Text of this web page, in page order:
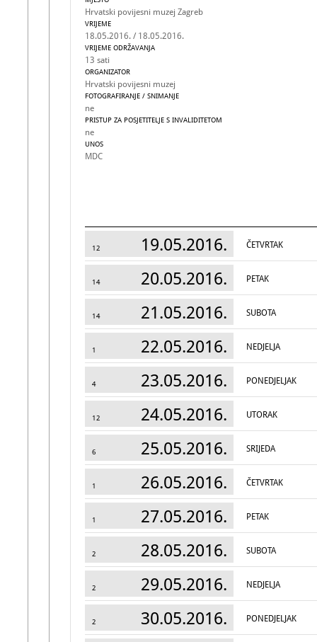
Hrvatski povijesni muzej Zagreb
VRIJEME
18.05.2016. / 18.05.2016.
VRIJEME ODRŽAVANJA
13 sati
ORGANIZATOR
Hrvatski povijesni muzej
FOTOGRAFIRANJE / SNIMANJE
ne
PRISTUP ZA POSJETITELJE S INVALIDITETOM
ne
UNOS
MDC
12 19.05.2016. ČETVRTAK
14 20.05.2016. PETAK
14 21.05.2016. SUBOTA
1 22.05.2016. NEDJELJA
4 23.05.2016. PONEDJELJAK
12 24.05.2016. UTORAK
6 25.05.2016. SRIJEDA
1 26.05.2016. ČETVRTAK
1 27.05.2016. PETAK
2 28.05.2016. SUBOTA
2 29.05.2016. NEDJELJA
2 30.05.2016. PONEDJELJAK